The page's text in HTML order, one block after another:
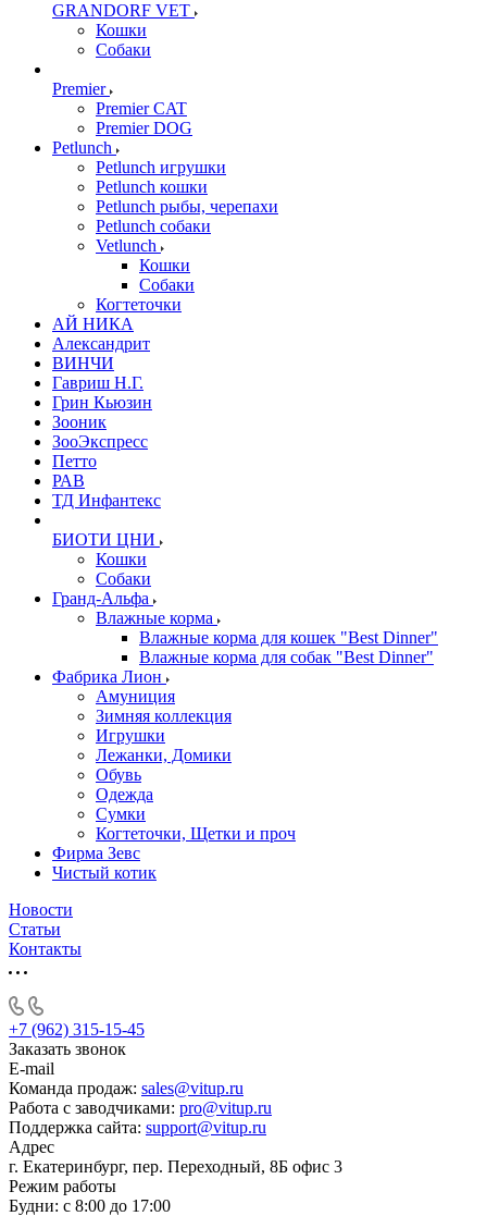
GRANDORF VET
Кошки
Собаки
Premier
Premier CAT
Premier DOG
Petlunch
Petlunch игрушки
Petlunch кошки
Petlunch рыбы, черепахи
Petlunch собаки
Vetlunch
Кошки
Собаки
Когтеточки
АЙ НИКА
Александрит
ВИНЧИ
Гавриш Н.Г.
Грин Кьюзин
Зооник
ЗооЭкспресс
Петто
РАВ
ТД Инфантекс
БИОТИ ЦНИ
Кошки
Собаки
Гранд-Альфа
Влажные корма
Влажные корма для кошек "Best Dinner"
Влажные корма для собак "Best Dinner"
Фабрика Лион
Амуниция
Зимняя коллекция
Игрушки
Лежанки, Домики
Обувь
Одежда
Сумки
Когтеточки, Щетки и проч
Фирма Зевс
Чистый котик
Новости
Статьи
Контакты
+7 (962) 315-15-45
Заказать звонок
E-mail
Команда продаж: sales@vitup.ru
Работа с заводчиками: pro@vitup.ru
Поддержка сайта: support@vitup.ru
Адрес
г. Екатеринбург, пер. Переходный, 8Б офис 3
Режим работы
Будни: с 8:00 до 17:00